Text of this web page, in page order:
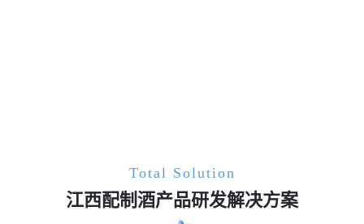
Total Solution
江西配制酒产品研发解决方案